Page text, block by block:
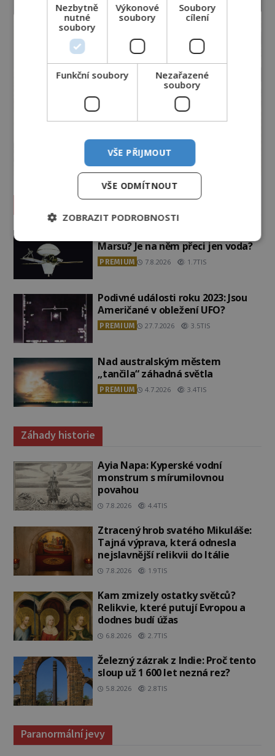
Vesmír a technologie
Marsu? Je na něm přeci jen voda?
PREMIUM 7.8.2026 1.7TIS
Podivné události roku 2023: Jsou
Američané v obležení UFO?
PREMIUM 27.7.2026 3.5TIS
Nad australským městem
„tančila“ záhadná světla
PREMIUM 4.7.2026 3.4TIS
Záhady historie
Ayia Napa: Kyperské vodní
monstrum s mírumilovnou
povahou
7.8.2026 4.4TIS
Ztracený hrob svatého Mikuláše:
Tajná výprava, která odnesla
nejslavnější relikvii do Itálie
7.8.2026 1.9TIS
Kam zmizely ostatky světců?
Relikvie, které putují Evropou a
dodnes budí úžas
6.8.2026 2.7TIS
Železný zázrak z Indie: Proč tento
sloup už 1 600 let nezná rez?
5.8.2026 2.8TIS
Paranormální jevy
Nezbytně
nutné
soubory
Výkonové
soubory
Soubory
cílení
Funkční soubory
Nezařazené
soubory
VŠE PŘIJMOUT
VŠE ODMÍTNOUT
ZOBRAZIT PODROBNOSTI